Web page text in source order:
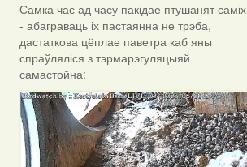
Самка час ад часу пакідае птушанят саміх
- абаграваць іх пастаянна не трэба,
дастаткова цёплае паветра каб яны
спраўляліся з тэрмарэгуляцыяй
самастойна: